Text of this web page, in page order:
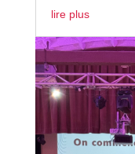
lire plus